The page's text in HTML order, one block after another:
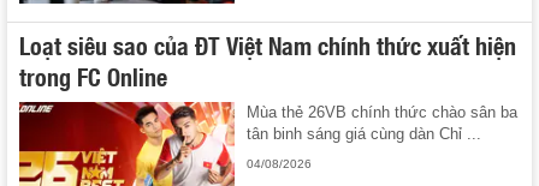
Loạt siêu sao của ĐT Việt Nam chính thức xuất hiện
trong FC Online
Mùa thẻ 26VB chính thức chào sân ba
tân binh sáng giá cùng dàn Chỉ ...
04/08/2026